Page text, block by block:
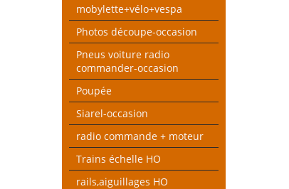
mobylette+vélo+vespa
Photos découpe-occasion
Pneus voiture radio
commander-occasion
Poupée
Siarel-occasion
radio commande + moteur
Trains échelle HO
rails,aiguillages HO